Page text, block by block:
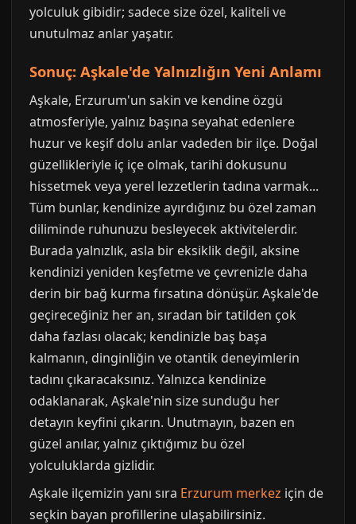
yolculuk gibidir; sadece size özel, kaliteli ve
unutulmaz anlar yaşatır.
Sonuç: Aşkale'de Yalnızlığın Yeni Anlamı
Aşkale, Erzurum'un sakin ve kendine özgü
atmosferiyle, yalnız başına seyahat edenlere
huzur ve keşif dolu anlar vadeden bir ilçe. Doğal
güzellikleriyle iç içe olmak, tarihi dokusunu
hissetmek veya yerel lezzetlerin tadına varmak...
Tüm bunlar, kendinize ayırdığınız bu özel zaman
diliminde ruhunuzu besleyecek aktivitelerdir.
Burada yalnızlık, asla bir eksiklik değil, aksine
kendinizi yeniden keşfetme ve çevrenizle daha
derin bir bağ kurma fırsatına dönüşür. Aşkale'de
geçireceğiniz her an, sıradan bir tatilden çok
daha fazlası olacak; kendinizle baş başa
kalmanın, dinginliğin ve otantik deneyimlerin
tadını çıkaracaksınız. Yalnızca kendinize
odaklanarak, Aşkale'nin size sunduğu her
detayın keyfini çıkarın. Unutmayın, bazen en
güzel anılar, yalnız çıktığımız bu özel
yolculuklarda gizlidir.
Aşkale ilçemizin yanı sıra Erzurum merkez için de
seçkin bayan profillerine ulaşabilirsiniz.